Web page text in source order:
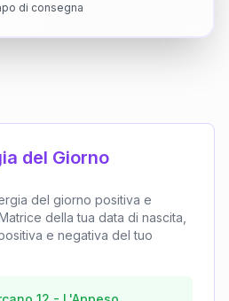
di consegna
del Giorno
del giorno positiva e
della tua data di nascita,
e negativa del tuo